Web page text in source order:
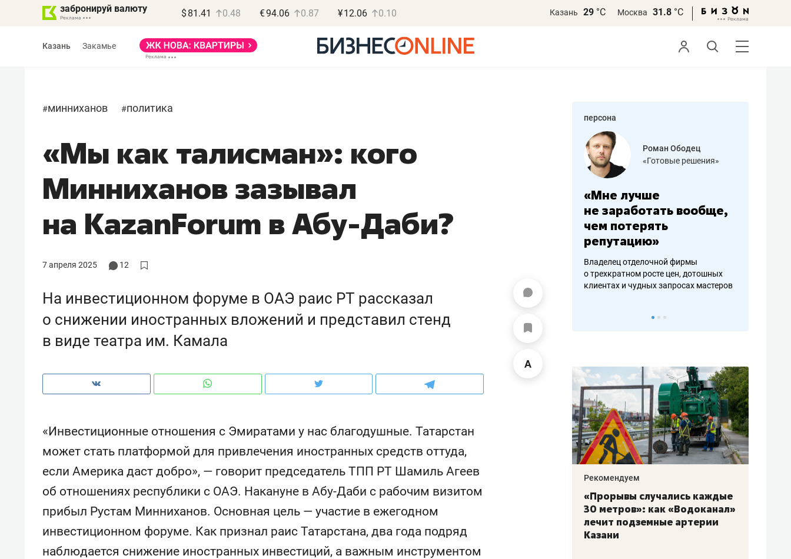
забронируй валюту $ 81.41 0.48 €94.06 0.87 ¥12.06 0.10 Казань 29 °С Москва 31.8 °С
Казань Закамье
#минниханов #политика
«Мы как талисман»: кого
Минниханов зазывал
на KazanForum в Абу-Даби?
7 апреля 2025 12
На инвестиционном форуме в ОАЭ раис РТ рассказал
о снижении иностранных вложений и представил стенд
в виде театра им. Камала
«Инвестиционные отношения с Эмиратами у нас благодушные. Татарстан
может стать платформой для привлечения иностранных средств оттуда,
если Америка даст добро», — говорит председатель ТПП РТ Шамиль Агеев
об отношениях республики с ОАЭ. Накануне в Абу-Даби с рабочим визитом
прибыл Рустам Минниханов. Основная цель — участие в ежегодном
инвестиционном форуме. Как признал раис Татарстана, два года подряд
наблюдается снижение иностранных инвестиций, а важным инструментом
персона
правил, бизнес может
потерять минимум
Роман Ободец
«Готовые решения»
«Мне лучше
не заработать вообще,
чем потерять
репутацию»
Владелец отделочной фирмы
о трехкратном росте цен, дотошных
клиентах и чудных запросах мастеров
Рекомендуем
150 камер до квартиры и Face
ID вместо ключа: какой будет
безопасность в ЖК «Нова»
Рекомендуем
Опыт выживания в дикой
природе, работа
с ментальным и физическим
состоянием как основа
антихрупких команд
Рекомендуем
Мексика, рок-концерт
и вагон с чак-чаком: как
«Гонка Героев»
Рекомендуем
«Прорывы случались каждые
30 метров»: как «Водоканал»
лечит подземные артерии
Казани